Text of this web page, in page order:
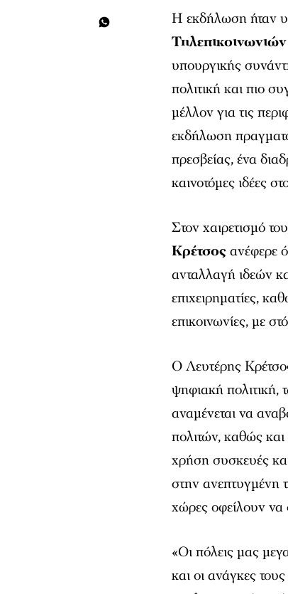
Η εκδήλωση ήταν
υπουργικής
πολιτική και πιο
μέλλον για τις
εκδήλωση
πρεσβείας, ένα
καινοτόμες ιδέες
Στον χαιρετισμό
Κρέτσος ανέφερε
ανταλλαγή ιδεών
επιχειρηματίες,
επικοινωνίες, με
Ο Λευτέρης
ψηφιακή πολιτική,
αναμένεται να
πολιτών, καθώς και
χρήση συσκευές
στην ανεπτυγμένη
χώρες οφείλουν να
«Οι πόλεις μας
και οι ανάγκες